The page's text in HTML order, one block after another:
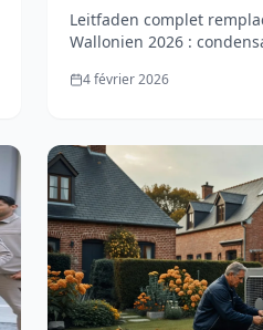
choisir
Leitfaden complet
Wallonien 2026 :
ROI et erreurs fatales.
4 février 2026